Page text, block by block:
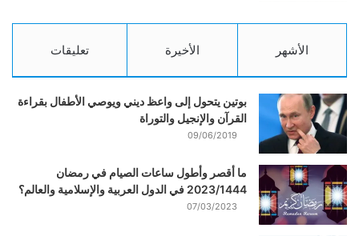
الأشهر الأخيرة تعليقات
بوتين يتحول إلى واعظ ديني ويوصي الأطفال بقراءة
القرآن والإنجيل والتوراة
09/06/2019
ما أقصر وأطول ساعات الصيام في رمضان
2023/1444 في الدول العربية والإسلامية والعالم؟
07/03/2023